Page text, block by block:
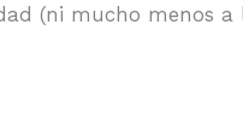
(ni mucho menos a